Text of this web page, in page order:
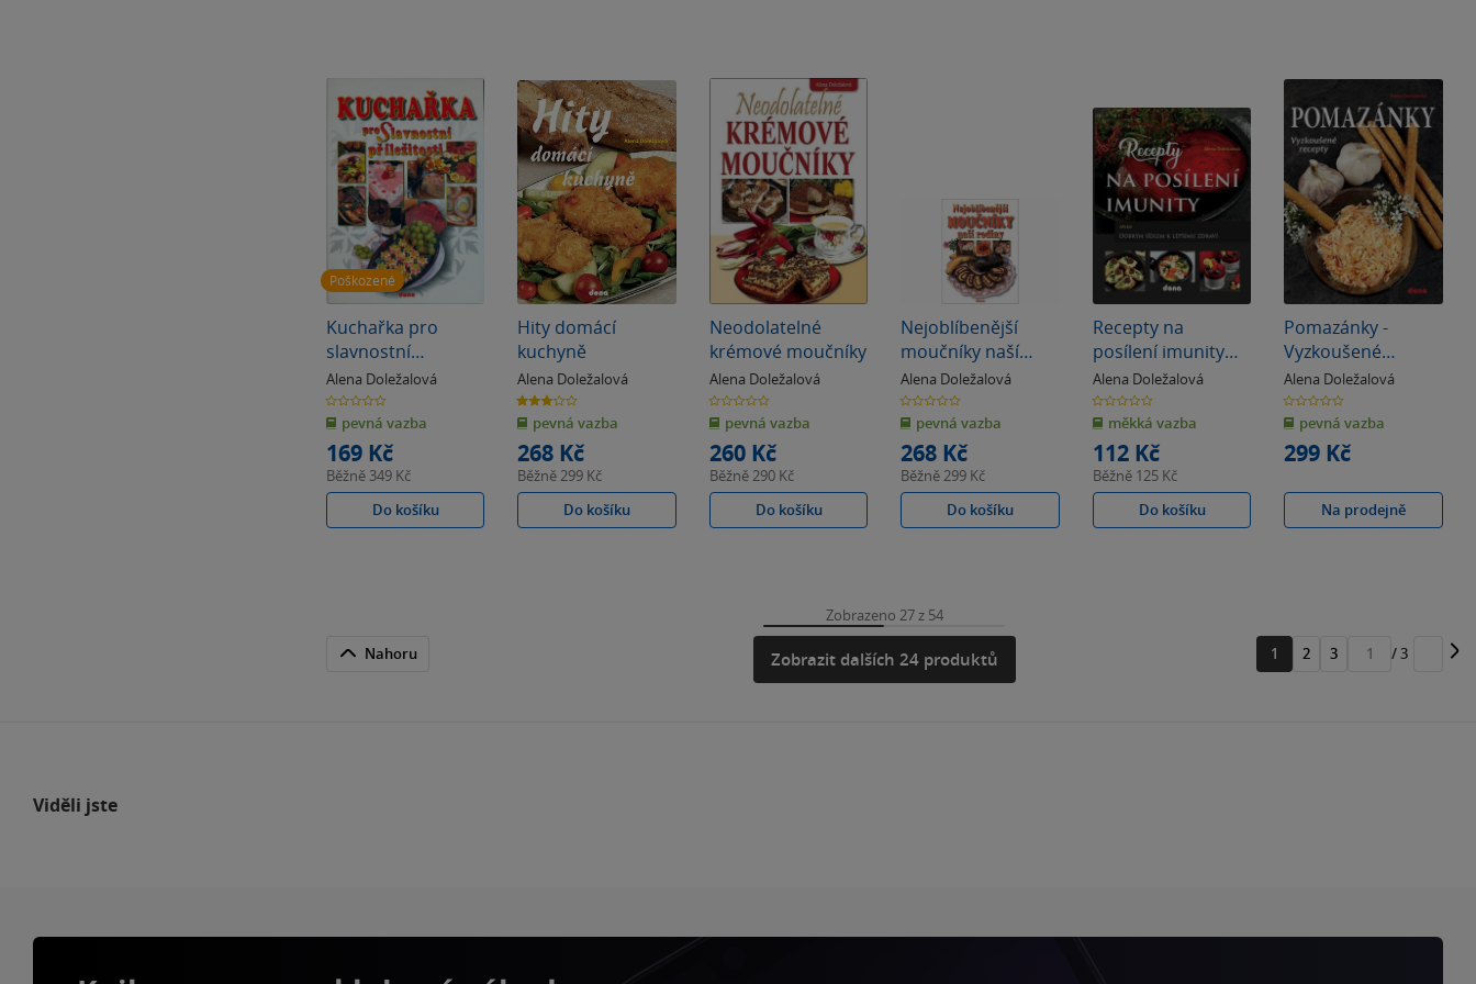
Poškozené
Kuchařka pro
slavnostní
příležitosti
(poškozená)
Alena Doležalová
0.0
z
5
hvězdiček
pevná vazba
169 Kč
Běžně 349 Kč
Do košíku
Hity domácí
kuchyně
Alena Doležalová
3.0
z
5
hvězdiček
pevná vazba
268 Kč
Běžně299 Kč
Do košíku
Neodolatelné
krémové moučníky
Alena Doležalová
0.0
z
5
hvězdiček
pevná vazba
260 Kč
Běžně290 Kč
Do košíku
Nejoblíbenější
moučníky naší
rodiny
Alena Doležalová
0.0
z
5
hvězdiček
pevná vazba
268 Kč
Běžně299 Kč
Do košíku
Recepty na
posílení imunity
aneb Dobrým
jídlem k lepšímu
zdraví
Alena Doležalová
0.0
z
5
hvězdiček
měkká vazba
112 Kč
Běžně 125 Kč
Do košíku
Pomazánky -
Vyzkoušené
recepty
Alena Doležalová
0.0
z
5
hvězdiček
pevná vazba
299 Kč
Na prodejně
Nahoru
Zobrazeno 27 z 54
Zobrazit dalších 24 produktů 1 2 3
Přejít
/ 3
Viděli jste